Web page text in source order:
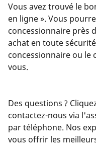
Vous avez trouvé le
en ligne ». Vous
concessionnaire près
achat en toute
concessionnaire ou
vous.
Des questions ?
contactez-nous via
par téléphone. Nos
vous offrir les